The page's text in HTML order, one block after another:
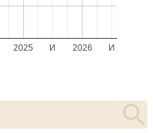
2025 2026
И И